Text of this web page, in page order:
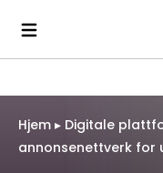
Hjem ▸ Digitale
annonsenettverk for